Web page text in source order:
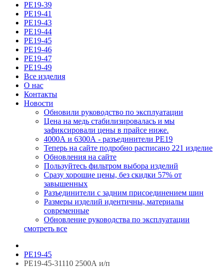
РЕ19-39
РЕ19-41
РЕ19-43
РЕ19-44
РЕ19-45
РЕ19-46
РЕ19-47
РЕ19-49
Все изделия
О нас
Контакты
Новости
Обновили руководство по эксплуатации
Цена на медь стабилизировалась и мы
зафиксировали цены в прайсе ниже.
4000А и 6300А - разъединители РЕ19
Теперь на сайте подробно расписано 221 изделие
Обновления на сайте
Пользуйтесь фильтром выбора изделий
Сразу хорошие цены, без скидки 57% от
завышенных
Разъединители с задним присоединением шин
Размеры изделий идентичны, материалы
современные
Обновление руководства по эксплуатации
смотреть все
РЕ19-45
РЕ19-45-31110 2500А и/п